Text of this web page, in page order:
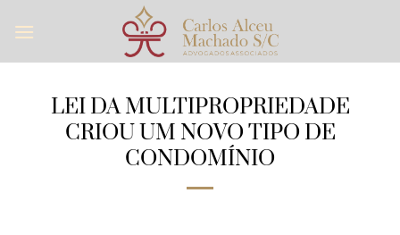
LEI DA MULTIPROPRIEDADE
CRIOU UM NOVO TIPO DE
CONDOMÍNIO